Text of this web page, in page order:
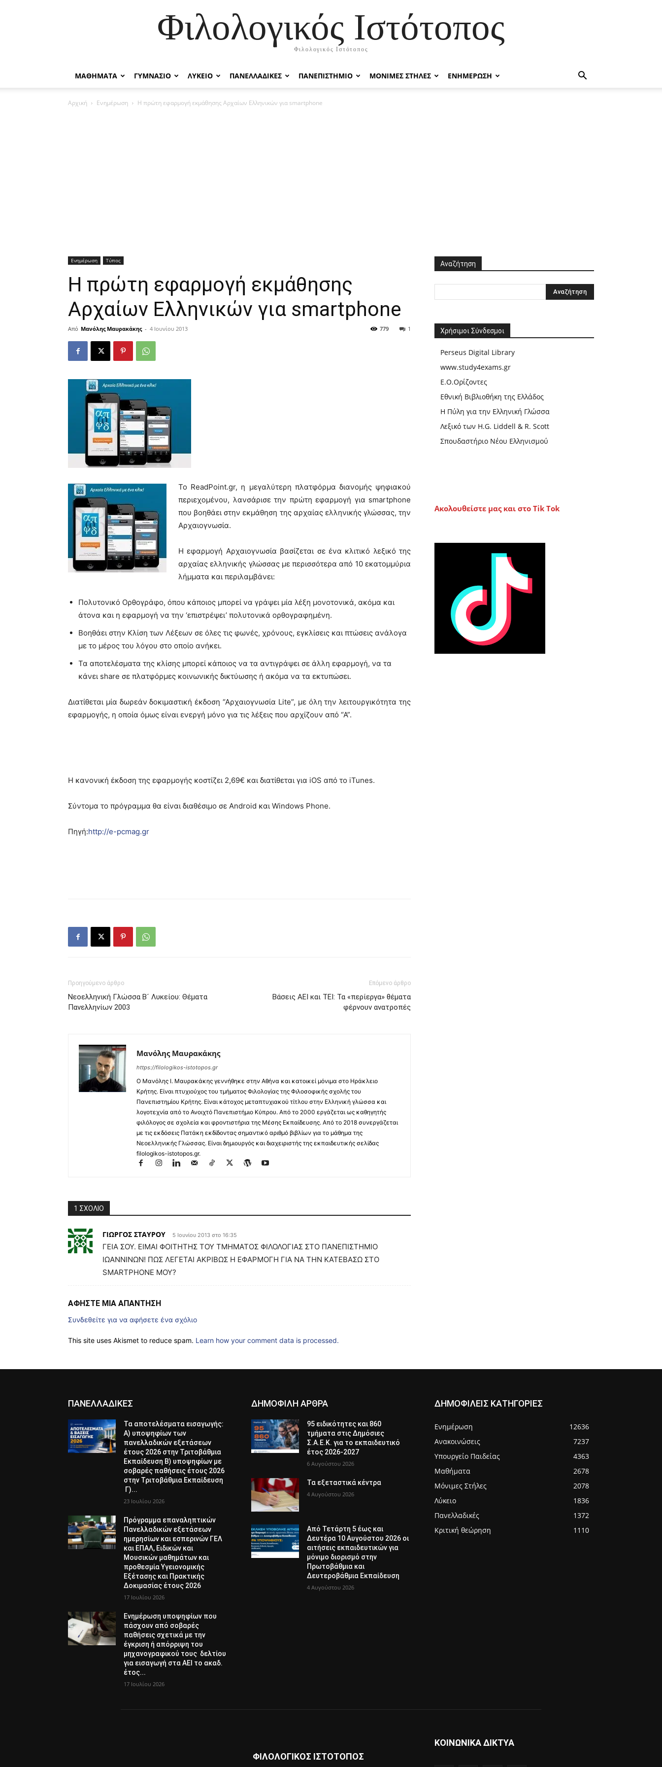
Φιλολογικός Ιστότοπος
Φιλολογικός Ιστότοπος
ΜΑΘΗΜΑΤΑ ΓΥΜΝΑΣΙΟ ΛΥΚΕΙΟ ΠΑΝΕΛΛΑΔΙΚΕΣ ΠΑΝΕΠΙΣΤΗΜΙΟ ΜΟΝΙΜΕΣ ΣΤΗΛΕΣ ΕΝΗΜΕΡΩΣΗ
Αρχική Ενημέρωση Η πρώτη εφαρμογή εκμάθησης Αρχαίων Ελληνικών για smartphone
Ενημέρωση Τύπος
Η πρώτη εφαρμογή εκμάθησης
Αρχαίων Ελληνικών για smartphone
Από Μανόλης Μαυρακάκης - 4 Ιουνίου 2013 1
779
Το ReadPoint.gr, η μεγαλύτερη πλατφόρμα διανομής ψηφιακού
περιεχομένου, λανσάρισε την πρώτη εφαρμογή για smartphone
που βοηθάει στην εκμάθηση της αρχαίας ελληνικής γλώσσας, την
Αρχαιογνωσία.
Η εφαρμογή Αρχαιογνωσία βασίζεται σε ένα κλιτικό λεξικό της
αρχαίας ελληνικής γλώσσας με περισσότερα από 10 εκατομμύρια
λήμματα και περιλαμβάνει:
Πολυτονικό Ορθογράφο, όπου κάποιος μπορεί να γράψει μία λέξη μονοτονικά, ακόμα και
άτονα και η εφαρμογή να την ‘επιστρέψει’ πολυτονικά ορθογραφημένη.
Βοηθάει στην Κλίση των Λέξεων σε όλες τις φωνές, χρόνους, εγκλίσεις και πτώσεις ανάλογα
με το μέρος του λόγου στο οποίο ανήκει.
Τα αποτελέσματα της κλίσης μπορεί κάποιος να τα αντιγράψει σε άλλη εφαρμογή, να τα
κάνει share σε πλατφόρμες κοινωνικής δικτύωσης ή ακόμα να τα εκτυπώσει.
Διατίθεται μία δωρεάν δοκιμαστική έκδοση “Αρχαιογνωσία Lite”, με όλη την λειτουργικότητα της
εφαρμογής, η οποία όμως είναι ενεργή μόνο για τις λέξεις που αρχίζουν από “Α”.
Η κανονική έκδοση της εφαρμογής κοστίζει 2,69€ και διατίθεται για iOS από το iTunes.
Σύντομα το πρόγραμμα θα είναι διαθέσιμο σε Android και Windows Phone.
Πηγή:http://e-pcmag.gr
Προηγούμενο άρθρο
Νεοελληνική Γλώσσα Β´ Λυκείου: Θέματα
Πανελληνίων 2003
Επόμενο άρθρο
Βάσεις ΑΕΙ και ΤΕΙ: Τα «περίεργα» θέματα
φέρνουν ανατροπές
Μανόλης Μαυρακάκης
https://filologikos-istotopos.gr
Ο Μανόλης I. Μαυρακάκης γεννήθηκε στην Αθήνα και κατοικεί μόνιμα στο Ηράκλειο
Κρήτης. Είναι πτυχιούχος του τμήματος Φιλολογίας της Φιλοσοφικής σχολής του
Πανεπιστημίου Κρήτης. Είναι κάτοχος μεταπτυχιακού τίτλου στην Ελληνική γλώσσα και
λογοτεχνία από το Ανοιχτό Πανεπιστήμιο Κύπρου. Από το 2000 εργάζεται ως καθηγητής
φιλόλογος σε σχολεία και φροντιστήρια της Μέσης Εκπαίδευσης. Από το 2018 συνεργάζεται
με τις εκδόσεις Πατάκη εκδίδοντας σημαντικό αριθμό βιβλίων για το μάθημα της
Νεοελληνικής Γλώσσας. Είναι δημιουργός και διαχειριστής της εκπαιδευτικής σελίδας
filologikos-istotopos.gr.
1 ΣΧΟΛΙΟ
ΓΙΩΡΓΟΣ ΣΤΑΥΡΟΥ 5 Ιουνίου 2013 στο 16:35
ΓΕΙΑ ΣΟΥ. ΕΙΜΑΙ ΦΟΙΤΗΤΗΣ ΤΟΥ ΤΜΗΜΑΤΟΣ ΦΙΛΟΛΟΓΙΑΣ ΣΤΟ ΠΑΝΕΠΙΣΤΗΜΙΟ
ΙΩΑΝΝΙΝΩΝ! ΠΩΣ ΛΕΓΕΤΑΙ ΑΚΡΙΒΩΣ Η ΕΦΑΡΜΟΓΗ ΓΙΑ ΝΑ ΤΗΝ ΚΑΤΕΒΑΣΩ ΣΤΟ
SMARTPHONE ΜΟΥ?
ΑΦΗΣΤΕ ΜΙΑ ΑΠΑΝΤΗΣΗ
Συνδεθείτε για να αφήσετε ένα σχόλιο
This site uses Akismet to reduce spam. Learn how your comment data is processed.
Αναζήτηση
Χρήσιμοι Σύνδεσμοι
Perseus Digital Library
www.study4exams.gr
Ε.Ο.Ορίζοντες
Εθνική Βιβλιοθήκη της Ελλάδος
Η Πύλη για την Ελληνική Γλώσσα
Λεξικό των H.G. Liddell & R. Scott
Σπουδαστήριο Νέου Ελληνισμού
Ακολουθείστε μας και στο Tik Tok
ΠΑΝΕΛΛΑΔΙΚΕΣ
Τα αποτελέσματα εισαγωγής:
Α) υποψηφίων των
πανελλαδικών εξετάσεων
έτους 2026 στην Τριτοβάθμια
Εκπαίδευση Β) υποψηφίων με
σοβαρές παθήσεις έτους 2026
στην Τριτοβάθμια Εκπαίδευση
Γ)...
23 Ιουλίου 2026
Πρόγραμμα επαναληπτικών
Πανελλαδικών εξετάσεων
ημερησίων και εσπερινών ΓΕΛ
και ΕΠΑΛ, Ειδικών και
Μουσικών μαθημάτων και
προθεσμία Υγειονομικής
Εξέτασης και Πρακτικής
Δοκιμασίας έτους 2026
17 Ιουλίου 2026
Ενημέρωση υποψηφίων που
πάσχουν από σοβαρές
παθήσεις σχετικά με την
έγκριση ή απόρριψη του
μηχανογραφικού τους δελτίου
για εισαγωγή στα ΑΕΙ το ακαδ.
έτος...
17 Ιουλίου 2026
ΔΗΜΟΦΙΛΗ ΑΡΘΡΑ
95 ειδικότητες και 860
τμήματα στις Δημόσιες
Σ.Α.Ε.Κ. για το εκπαιδευτικό
έτος 2026-2027
6 Αυγούστου 2026
Τα εξεταστικά κέντρα
4 Αυγούστου 2026
Από Τετάρτη 5 έως και
Δευτέρα 10 Αυγούστου 2026 οι
αιτήσεις εκπαιδευτικών για
μόνιμο διορισμό στην
Πρωτοβάθμια και
Δευτεροβάθμια Εκπαίδευση
4 Αυγούστου 2026
ΔΗΜΟΦΙΛΕΙΣ ΚΑΤΗΓΟΡΙΕΣ
Ενημέρωση
12636
Ανακοινώσεις
7237
Υπουργείο Παιδείας
4363
Μαθήματα
2678
Μόνιμες Στήλες
2078
Λύκειο
1836
Πανελλαδικές
1372
Κριτική θεώρηση
1110
ΦΙΛΟΛΟΓΙΚΟΣ ΙΣΤΟΤΟΠΟΣ
ΚΟΙΝΩΝΙΚΑ ΔΙΚΤΥΑ